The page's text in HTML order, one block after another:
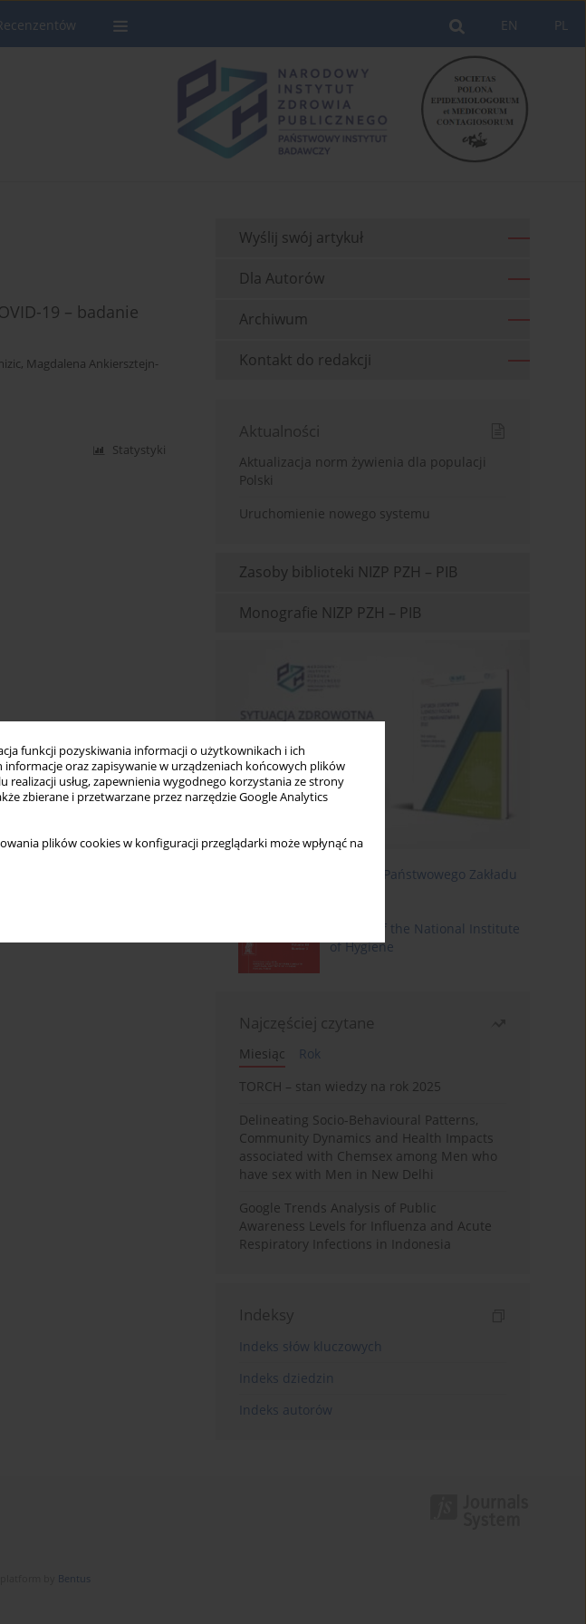
funkcji pozyskiwania informacji o użytkownikach i ich
oraz zapisywanie w urządzeniach końcowych plików
realizacji usług, zapewnienia wygodnego korzystania ze strony
zbierane i przetwarzane przez narzędzie Google Analytics
plików cookies w konfiguracji przeglądarki może wpłynąć na
PL
EN
19 – badanie
, Magdalena Ankiersztejn-
Statystyki
Wyślij swój artykuł
Dla Autorów
Archiwum
Kontakt do redakcji
Aktualności
Aktualizacja norm żywienia dla populacji
Polski
Uruchomienie nowego systemu
Zasoby biblioteki NIZP PZH – PIB
Monografie NIZP PZH – PIB
Roczniki Państwowego Zakładu
Annals of the National Institute
of Hygiene
Najczęściej czytane
Miesiąc
Rok
TORCH – stan wiedzy na rok 2025
Delineating Socio-Behavioural Patterns,
Community Dynamics and Health Impacts
associated with Chemsex among Men who
have sex with Men in New Delhi
Google Trends Analysis of Public
Awareness Levels for Influenza and Acute
Respiratory Infections in Indonesia
Indeksy
Indeks słów kluczowych
Indeks dziedzin
Indeks autorów
Bentus